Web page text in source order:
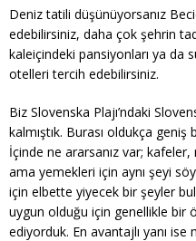
Deniz tatili düşünüyorsanız
edebilirsiniz, daha çok şehrin
kaleiçindeki pansiyonları ya da
otelleri tercih edebilirsiniz.
Biz Slovenska Plajı’ndaki
kalmıştık. Burası oldukça geniş
İçinde ne ararsanız var;
ama yemekleri için aynı şeyi
için elbette yiyecek bir şeyler
uygun olduğu için genellikle bir
ediyorduk. En avantajlı yanı ise